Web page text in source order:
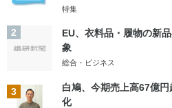
特集
2
EU、衣料品・履物の新
象
総合・ビジネス
3
白鳩、今期売上高67億
化